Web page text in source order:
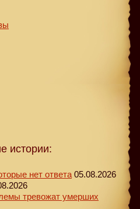
истории:
нет ответа 05.08.2026
тревожат умерших